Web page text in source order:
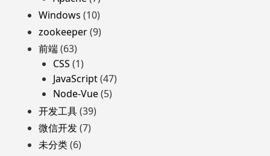
Windows (10)
zookeeper(9)
前端(63)
CSS (1)
JavaScript(47)
Node-Vue(5)
开发工具(39)
微信开发(7)
未分类(6)